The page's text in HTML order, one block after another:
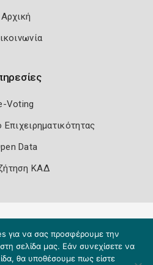
Αρχική
Voting
Data
ΚΑΔ
για να σας προσφέρουμε την
σελίδα μας. Εάν συνεχίσετε να
θα υποθέσουμε πως είστε
Knowledge A.E.